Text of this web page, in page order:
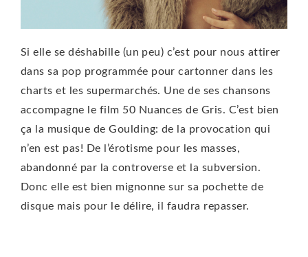
Si elle se déshabille (un peu) c’est pour nous attirer
dans sa pop programmée pour cartonner dans les
charts et les supermarchés. Une de ses chansons
accompagne le film 50 Nuances de Gris. C’est bien
ça la musique de Goulding: de la provocation qui
n’en est pas! De l’érotisme pour les masses,
abandonné par la controverse et la subversion.
Donc elle est bien mignonne sur sa pochette de
disque mais pour le délire, il faudra repasser.